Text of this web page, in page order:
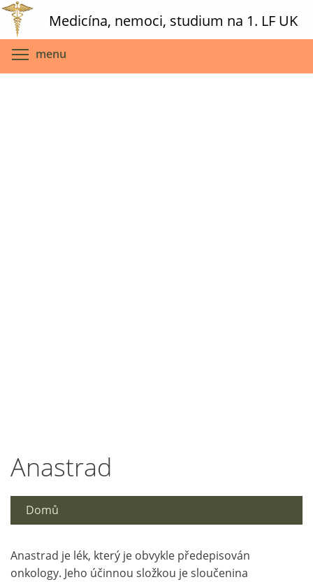
Skip
main
content
Medicína, nemoci, studium na 1. LF UK
menu
Anastrad
Domů
Anastrad je lék, který je obvykle předepisován
onkology. Jeho účinnou složkou je sloučenina